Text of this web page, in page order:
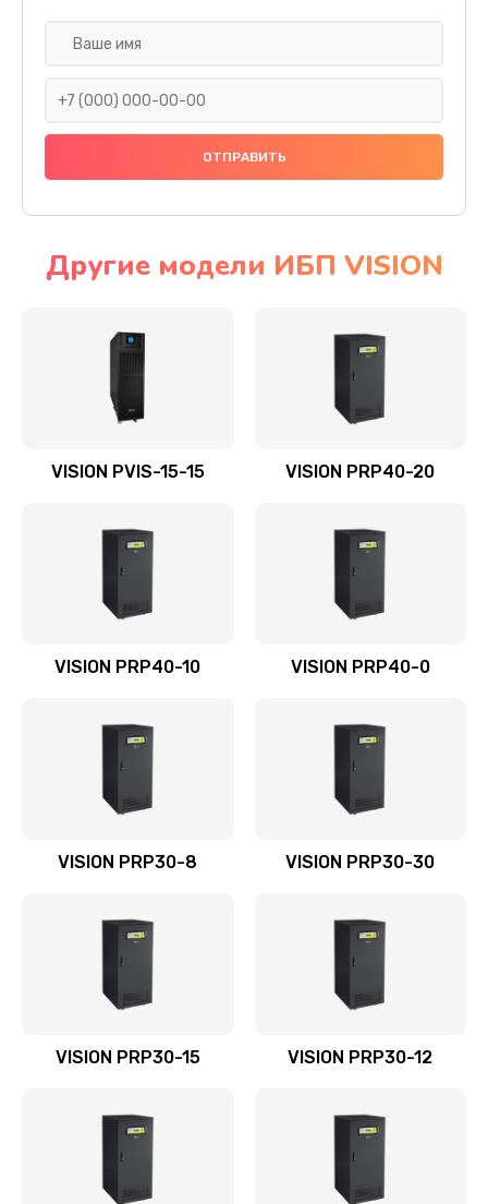
Другие модели ИБП VISION
VISION PVIS-15-15 VISION PRP40-20
VISION PRP40-10 VISION PRP40-0
VISION PRP30-8 VISION PRP30-30
VISION PRP30-15 VISION PRP30-12